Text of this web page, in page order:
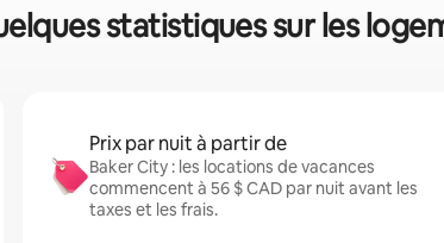
statistiques sur les
Prix par nuit à partir de
Baker City : les locations de vacances
commencent à 56 $ CAD par nuit avant les
taxes et les frais.